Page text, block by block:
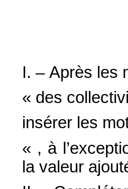
I. – Après les
« des
insérer les
« , à
la valeur